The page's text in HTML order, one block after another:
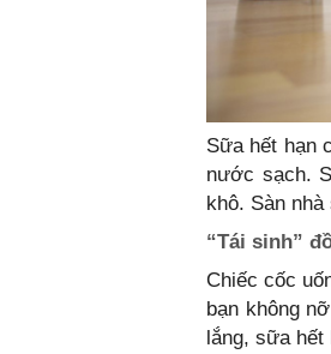
Sữa hết hạn
nước sạch.
khô. Sàn
“Tái sinh”
Chiếc cốc
bạn không
lắng, sữa hết